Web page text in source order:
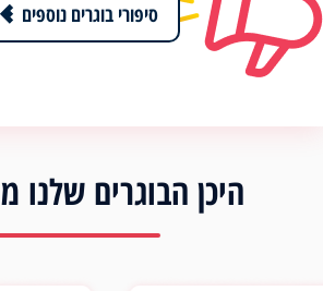
סיפורי בוגרים נוספים
היכן הבוגרים שלנו